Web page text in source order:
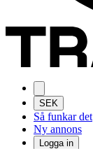
SEK
Så funkar det
Ny annons
Logga in